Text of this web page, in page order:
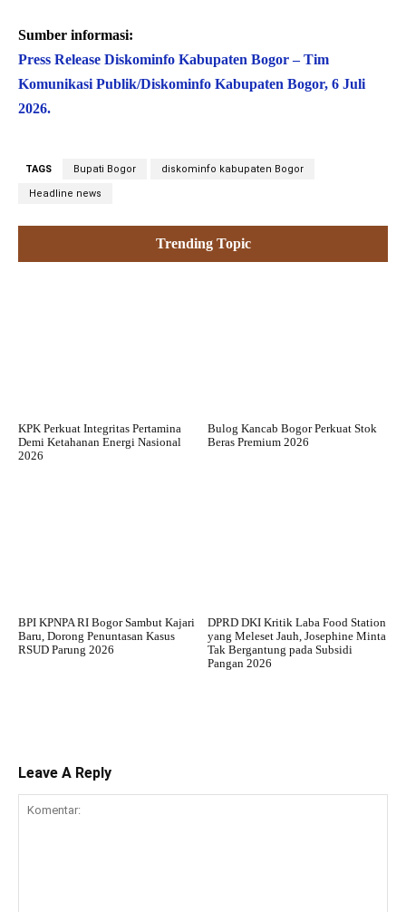
Sumber informasi:
Press Release Diskominfo Kabupaten Bogor – Tim
Komunikasi Publik/Diskominfo Kabupaten Bogor, 6 Juli
2026.
TAGS Bupati Bogor diskominfo kabupaten Bogor
Headline news
Trending Topic
KPK Perkuat Integritas Pertamina
Demi Ketahanan Energi Nasional
2026
Bulog Kancab Bogor Perkuat Stok
Beras Premium 2026
BPI KPNPA RI Bogor Sambut Kajari
Baru, Dorong Penuntasan Kasus
RSUD Parung 2026
DPRD DKI Kritik Laba Food Station
yang Meleset Jauh, Josephine Minta
Tak Bergantung pada Subsidi
Pangan 2026
Leave A Reply